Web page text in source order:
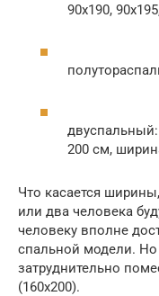
90х190,
двуспальный:
200 см,
Что касается
или два человека
человеку вполне
спальной модели.
затруднительно
(160х200).